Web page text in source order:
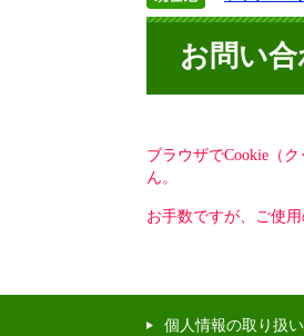
お問い
ブラウザでCookie（
ん。
お手数ですが、ご使
個人情報の取り扱